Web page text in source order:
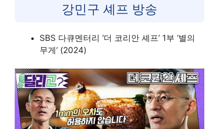
강민구 셰프 방송
SBS 다큐멘터리 ‘더 코리안 셰프’ 1부 ‘별의
무게’ (2024)